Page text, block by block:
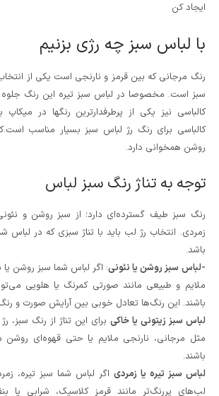
ایجاد کن
با لباس سبز چه رژی بزنیم
رنگ مرجانی که بین قرمز و نارنجی است یکی از
سبز است. مخصوصا در لباس سبز تیره این رنگ جلوه
کالباسی نیز یکی از پرطرفدارترین رنگها در
کالباسی برای رنگ رژ لباس سبز بسیار مناسب
روشن همخوانی دارد.
توجه به تناژ رنگ سبز لباس
رنگ سبز طیف گسترده‌ای دارد؛ از سبز روشن و
زمردی. انتخاب رژ لب باید با تناژ سبزی که در لباس
باشد.
-لباس سبز روشن یا نئونی: اگر لباس شما سبز روشن
ملایم و طبیعی مانند صورتی کمرنگ یا هلویی
باشند. این رنگ‌ها تعادل خوبی بین آرایش صورت و
لباس سبز زیتونی یا خاکی برای این تناژ از رنگ سبز،
مثل مرجانی، نارنجی ملایم یا حتی قهوه‌ای روشن
باشند.
لباس سبز تیره یا زمردی اگر لباس شما سبز تیره،
لب‌های پررنگ‌تر مانند قرمز کلاسیک، شرابی یا